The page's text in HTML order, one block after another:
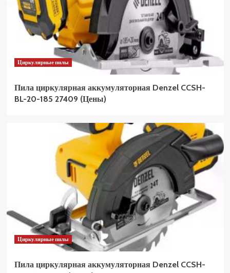
Циркулярные пилы
Пила циркулярная аккумуляторная Denzel CCSH-
BL-20-185 27409 (Цены)
Циркулярные пилы
Пила циркулярная аккумуляторная Denzel CCSH-